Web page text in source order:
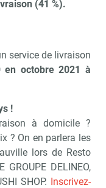
(41 %).
service de livraison
en octobre 2021 à
!
à domicile ?
? On en parlera les
lors de Resto
GROUPE DELINEO,
SHOP. Inscrivez-